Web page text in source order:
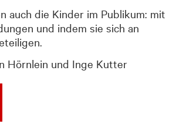
auch die Kinder im Publikum: mit
und indem sie sich an
Hörnlein und Inge Kutter